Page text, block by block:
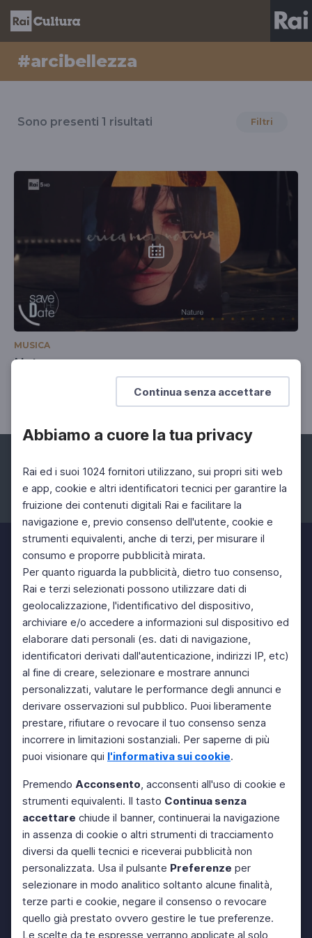
Continua senza accettare
Abbiamo a cuore la tua privacy
Rai ed i suoi 1024 fornitori utilizzano, sui propri siti web
e app, cookie e altri identificatori tecnici per garantire la
fruizione dei contenuti digitali Rai e facilitare la
navigazione e, previo consenso dell'utente, cookie e
strumenti equivalenti, anche di terzi, per misurare il
consumo e proporre pubblicità mirata.
Per quanto riguarda la pubblicità, dietro tuo consenso,
Rai e terzi selezionati possono utilizzare dati di
geolocalizzazione, l'identificativo del dispositivo,
archiviare e/o accedere a informazioni sul dispositivo ed
elaborare dati personali (es. dati di navigazione,
identificatori derivati dall'autenticazione, indirizzi IP, etc)
al fine di creare, selezionare e mostrare annunci
personalizzati, valutare le performance degli annunci e
derivare osservazioni sul pubblico. Puoi liberamente
prestare, rifiutare o revocare il tuo consenso senza
incorrere in limitazioni sostanziali. Per saperne di più
puoi visionare qui l'informativa sui cookie.
Premendo Acconsento, acconsenti all'uso di cookie e
strumenti equivalenti. Il tasto Continua senza
accettare chiude il banner, continuerai la navigazione
in assenza di cookie o altri strumenti di tracciamento
diversi da quelli tecnici e riceverai pubblicità non
personalizzata. Usa il pulsante Preferenze per
selezionare in modo analitico soltanto alcune finalità,
terze parti e cookie, negare il consenso o revocare
quello già prestato ovvero gestire le tue preferenze.
Le scelte da te espresse verranno applicate al solo
#arcibellezza
il
#arcibellezza
Sono presenti 1 risultati Filtri
MUSICA
Nature
24 Gen 2022 > 29 Apr 2022
Facebook Instagram Twitter